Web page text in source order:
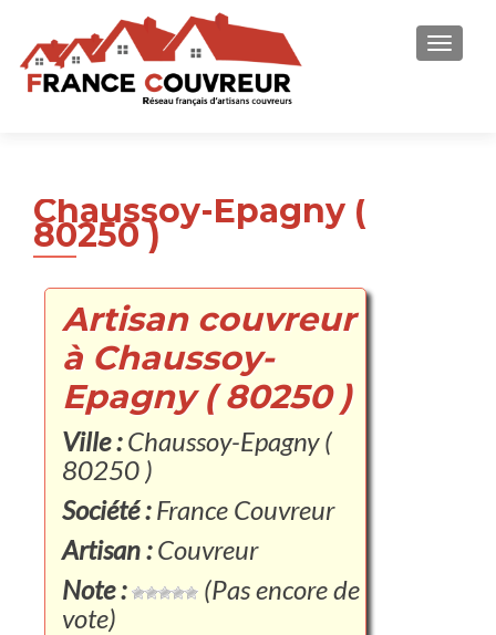
Chaussoy-Epagny (
80250 )
Artisan couvreur
à Chaussoy-
Epagny ( 80250 )
Ville :Chaussoy-Epagny (
80250 )
Société :France Couvreur
Artisan :Couvreur
Note :
(Pas encore de
vote)